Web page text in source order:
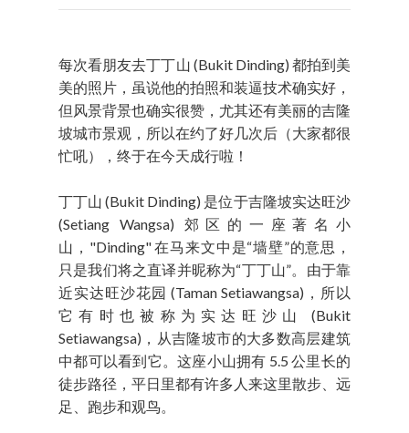
每次看朋友去丁丁山 (Bukit Dinding) 都拍到美
美的照片，虽说他的拍照和装逼技术确实好，
但风景背景也确实很赞，尤其还有美丽的吉隆
坡城市景观，所以在约了好几次后（大家都很
忙吼），终于在今天成行啦！
丁丁山 (Bukit Dinding) 是位于吉隆坡实达旺沙
(Setiang Wangsa) 郊区的一座著名小
山，"Dinding" 在马来文中是“墙壁”的意思，
只是我们将之直译并昵称为“丁丁山”。由于靠
近实达旺沙花园 (Taman Setiawangsa)，所以
它有时也被称为实达旺沙山 (Bukit
Setiawangsa)，从吉隆坡市的大多数高层建筑
中都可以看到它。这座小山拥有 5.5 公里长的
徒步路径，平日里都有许多人来这里散步、远
足、跑步和观鸟。